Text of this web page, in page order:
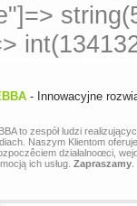
- Innowacyjne
to zespół ludzi
Naszym Klientom
działalnoœci,
ich usług. Zapraszamy